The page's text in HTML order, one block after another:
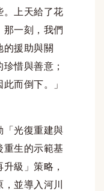
。上天給了花
那一刻，我們
的援助與關
惜與善意；
而倒下。」
「光復重建與
重生的示範基
級」策略，
並導入河川